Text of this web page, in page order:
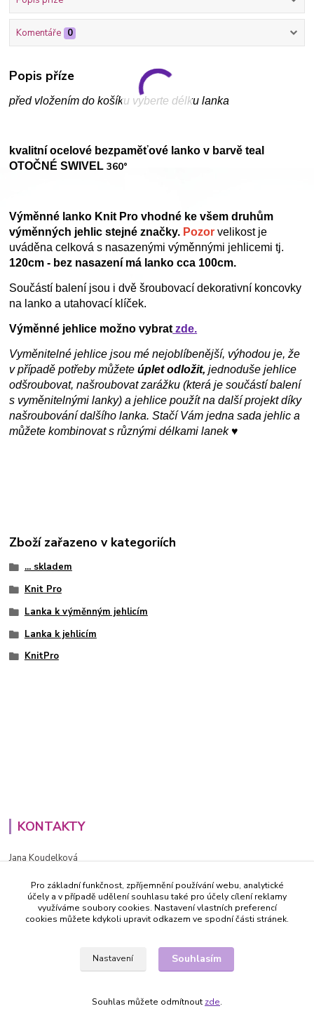
Komentáře 0
Popis příze
před vložením do košíku vyberte délku lanka
kvalitní ocelové bezpaměťové lanko v barvě teal
OTOČNÉ SWIVEL360°
Výměnné lanko Knit Pro vhodné ke všem druhům
výměnných jehlic stejné značky. Pozorvelikost je
uváděna celková s nasazenými výměnnými jehlicemi tj.
120cm - bez nasazení má lanko cca 100cm.
Součástí balení jsou i dvě šroubovací dekorativní koncovky
na lanko a utahovací klíček.
Výměnné jehlice možno vybrat zde.
Vyměnitelné jehlice jsou mé nejoblíbenější, výhodou je, že
v případě potřeby můžeteúplet odložit, jednoduše jehlice
odšroubovat, našroubovat zarážku (která je součástí balení
s vyměnitelnými lanky) a jehlice použít na další projekt díky
našroubování dalšího lanka. Stačí Vám jedna sada jehlic a
můžete kombinovat s různými délkami lanek ♥
Zboží zařazeno v kategoriích
... skladem
Knit Pro
Lanka k výměnným jehlicím
Lanka k jehlicím
KnitPro
KONTAKTY
Jana Koudelková
PO - PÁ (8-16h)
info@decida.cz
Pro základní funkčnost, zpříjemnění používání webu, analytické
účely a v případě udělení souhlasu také pro účely cílení reklamy
využíváme soubory cookies. Nastavení vlastních preferencí
cookies můžete kdykoli upravit odkazem ve spodní části stránek.
Nastavení Souhlasím
Souhlas můžete odmítnout zde.